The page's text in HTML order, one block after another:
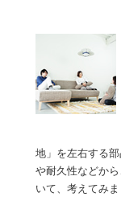
地」を左右する
や耐久性などか
いて、考えてみ